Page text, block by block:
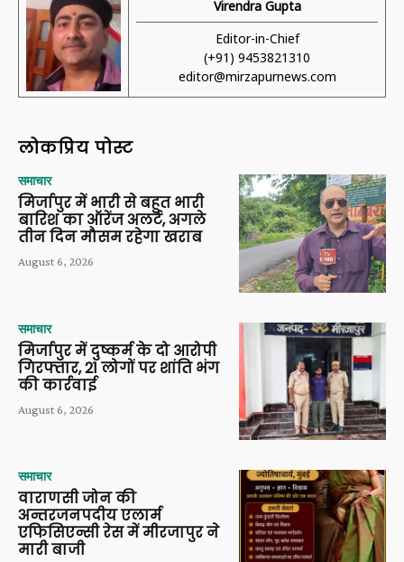
Virendra Gupta
Editor-in-Chief
(+91) 9453821310
editor@mirzapurnews.com
लोकप्रिय पोस्ट
समाचार
मिर्जापुर में भारी से बहुत भारी
बारिश का ऑरेंज अलर्ट, अगले
तीन दिन मौसम रहेगा खराब
August 6, 2026
समाचार
मिर्जापुर में दुष्कर्म के दो आरोपी
गिरफ्तार, 21 लोगों पर शांति भंग
की कार्रवाई
August 6, 2026
समाचार
वाराणसी जोन की
अन्तरजनपदीय एलार्म
एफिसिएन्सी रेस में मीरजापुर ने
मारी बाजी